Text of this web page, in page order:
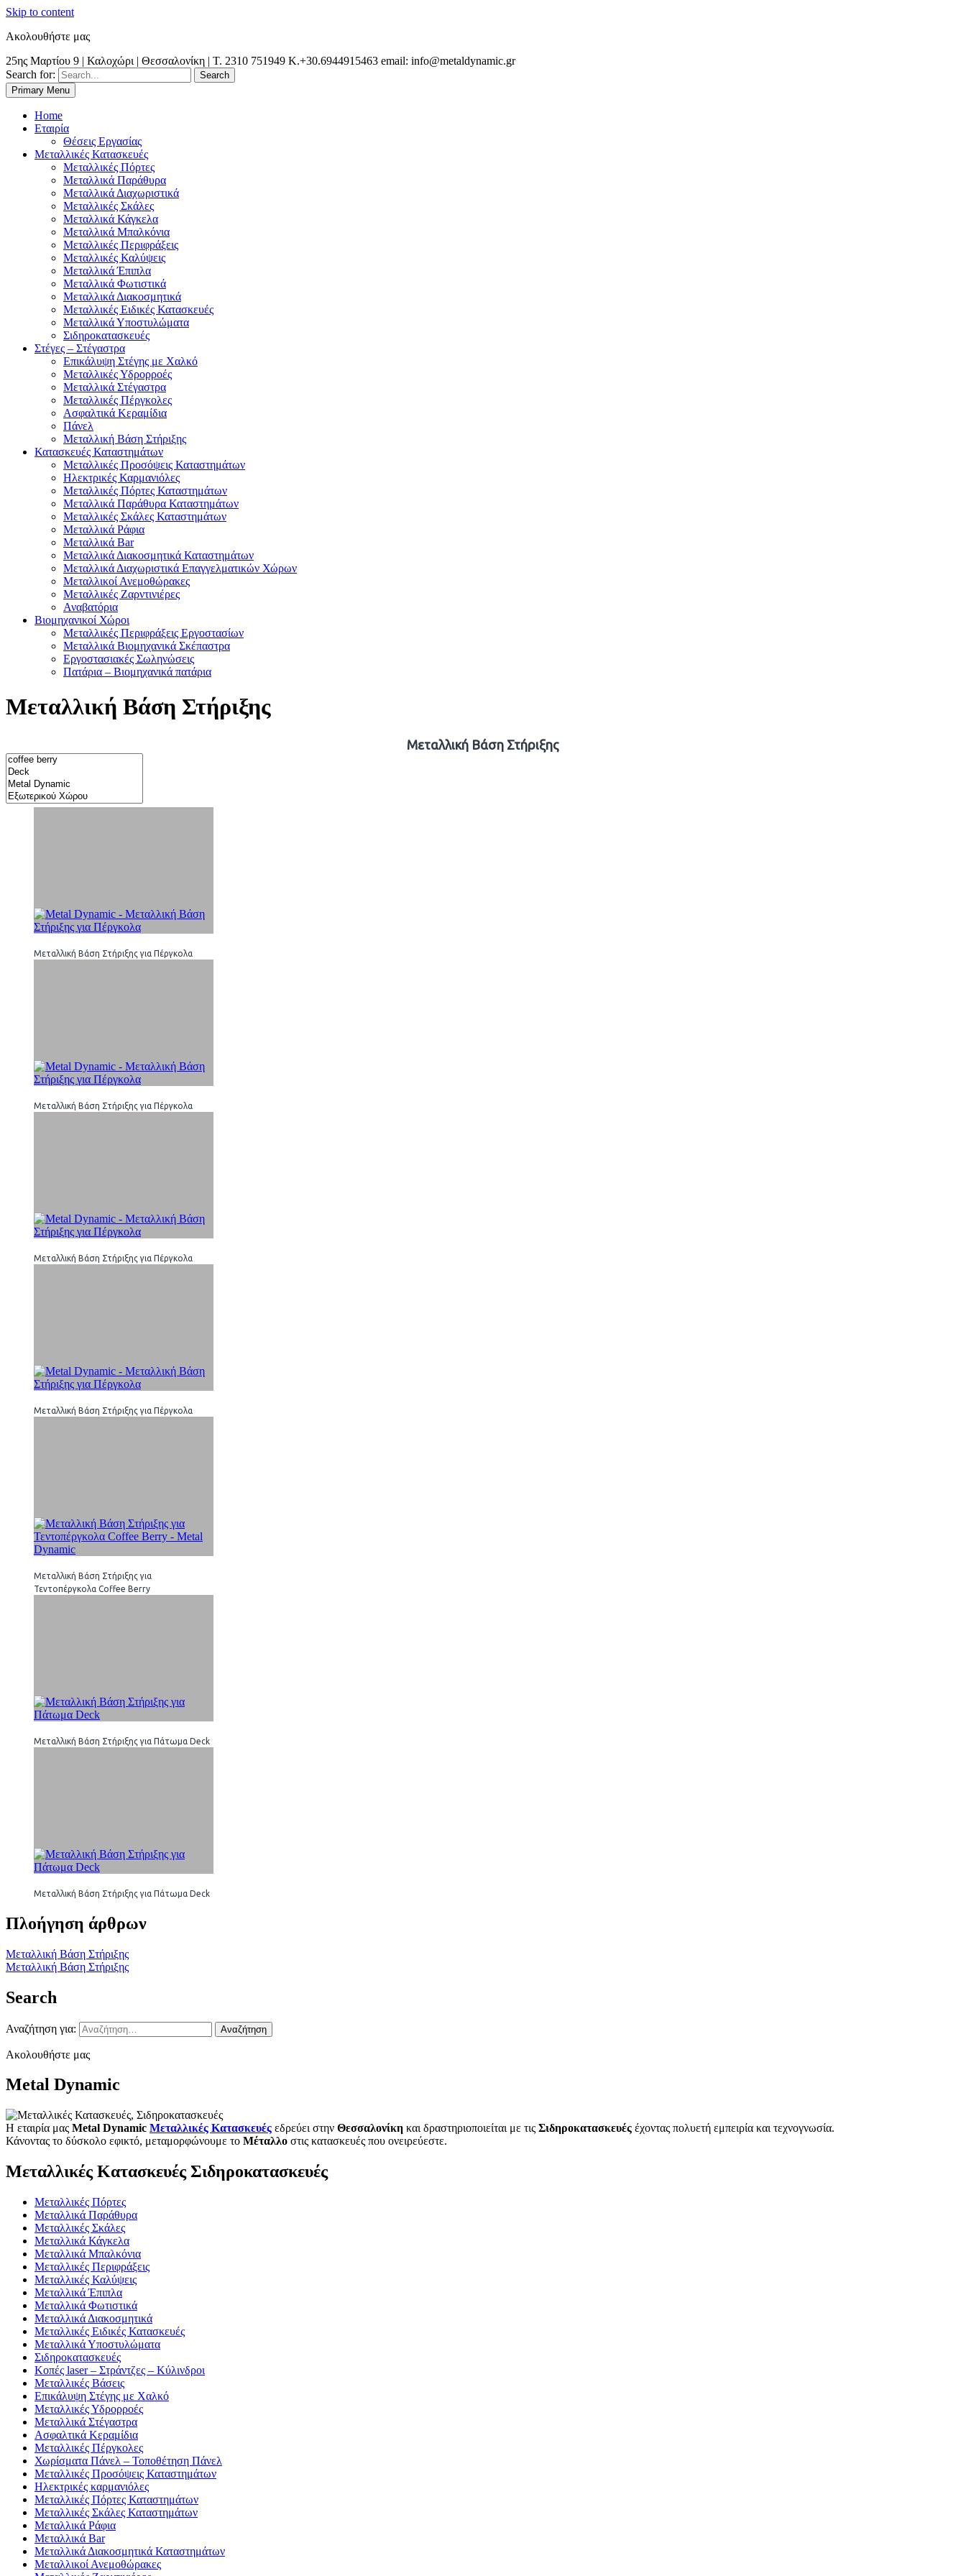
Skip to content
Ακολουθήστε μας
25ης Μαρτίου 9 | Καλοχώρι | Θεσσαλονίκη | Τ. 2310 751949 K.+30.6944915463 email: info@metaldynamic.gr
Search for:
Θεσσαλονίκη | Χαλκιδική | Κιλκίς | Καβάλα| Σέρρες | Δράμα | Ξάνθη | Αλεξανδρούπολη | Κομοτηνή | Βέροια | Ελλάδα | Λάρισα | Βόλος | Αθήνα | Κρήτη | Ιωάννινα | Φλώρινα |
Primary Menu
Home
Εταιρία
Θέσεις Εργασίας
Μεταλλικές Κατασκευές
Μεταλλικές Πόρτες
Μεταλλικά Παράθυρα
Μεταλλικά Διαχωριστικά
Μεταλλικές Σκάλες
Μεταλλικά Κάγκελα
Μεταλλικά Μπαλκόνια
Μεταλλικές Περιφράξεις
Μεταλλικές Καλύψεις
Μεταλλικά Έπιπλα
Μεταλλικά Φωτιστικά
Μεταλλικά Διακοσμητικά
Μεταλλικές Ειδικές Κατασκευές
Μεταλλικά Υποστυλώματα
Σιδηροκατασκευές
Στέγες – Στέγαστρα
Επικάλυψη Στέγης με Χαλκό
Μεταλλικές Υδρορροές
Μεταλλικά Στέγαστρα
Μεταλλικές Πέργκολες
Ασφαλτικά Κεραμίδια
Πάνελ
Μεταλλική Βάση Στήριξης
Κατασκευές Καταστημάτων
Μεταλλικές Προσόψεις Καταστημάτων
Ηλεκτρικές Καρμανιόλες
Μεταλλικές Πόρτες Καταστημάτων
Μεταλλικά Παράθυρα Καταστημάτων
Μεταλλικές Σκάλες Καταστημάτων
Μεταλλικά Ράφια
Μεταλλικά Bar
Μεταλλικά Διακοσμητικά Καταστημάτων
Μεταλλικά Διαχωριστικά Επαγγελματικών Χώρων
Μεταλλικοί Ανεμοθώρακες
Μεταλλικές Ζαρντινιέρες
Αναβατόρια
Βιομηχανικοί Χώροι
Μεταλλικές Περιφράξεις Εργοστασίων
Μεταλλικά Βιομηχανικά Σκέπαστρα
Εργοστασιακές Σωληνώσεις
Πατάρια – Βιομηχανικά πατάρια
Μεταλλική Βάση Στήριξης
Μεταλλική Βάση Στήριξης
Μεταλλική Βάση Στήριξης για Πέργκολα
Μεταλλική Βάση Στήριξης για Πέργκολα
Μεταλλική Βάση Στήριξης για Πέργκολα
Μεταλλική Βάση Στήριξης για Πέργκολα
Μεταλλική Βάση Στήριξης για
Τεντοπέργκολα Coffee Berry
Μεταλλική Βάση Στήριξης για Πάτωμα Deck
Μεταλλική Βάση Στήριξης για Πάτωμα Deck
Πλοήγηση άρθρων
Μεταλλική Βάση Στήριξης
Μεταλλική Βάση Στήριξης
Search
Αναζήτηση για:
Ακολουθήστε μας
Metal Dynamic
Η εταιρία μας Metal Dynamic Μεταλλικές Κατασκευές εδρεύει στην Θεσσαλονίκη και δραστηριοποιείται με τις Σιδηροκατασκευές έχοντας πολυετή εμπειρία και τεχνογνωσία.
Κάνοντας το δύσκολο εφικτό, μεταμορφώνουμε το Μέταλλο στις κατασκευές που ονειρεύεστε.
Μεταλλικές Κατασκευές Σιδηροκατασκευές
Μεταλλικές Πόρτες
Μεταλλικά Παράθυρα
Μεταλλικές Σκάλες
Μεταλλικά Κάγκελα
Μεταλλικά Μπαλκόνια
Μεταλλικές Περιφράξεις
Μεταλλικές Καλύψεις
Μεταλλικά Έπιπλα
Μεταλλικά Φωτιστικά
Μεταλλικά Διακοσμητικά
Μεταλλικές Ειδικές Κατασκευές
Μεταλλικά Υποστυλώματα
Σιδηροκατασκευές
Κοπές laser – Στράντζες – Κύλινδροι
Μεταλλικές Βάσεις
Επικάλυψη Στέγης με Χαλκό
Μεταλλικές Υδρορροές
Μεταλλικά Στέγαστρα
Ασφαλτικά Κεραμίδια
Μεταλλικές Πέργκολες
Χωρίσματα Πάνελ – Τοποθέτηση Πάνελ
Μεταλλικές Προσόψεις Καταστημάτων
Ηλεκτρικές καρμανιόλες
Μεταλλικές Πόρτες Καταστημάτων
Μεταλλικές Σκάλες Καταστημάτων
Μεταλλικά Ράφια
Μεταλλικά Bar
Μεταλλικά Διακοσμητικά Καταστημάτων
Μεταλλικοί Ανεμοθώρακες